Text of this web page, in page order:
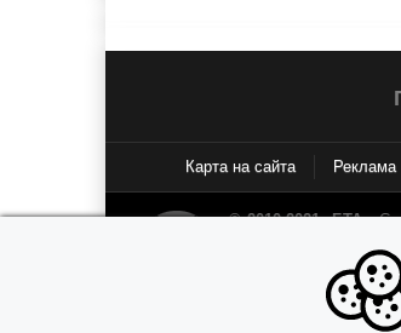
Карта на сайта Реклама
© 2010-2021, БТА-
закрила на Закона
БТА, освен ако
информационната